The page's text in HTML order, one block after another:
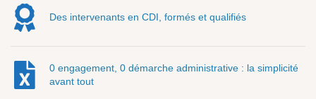
Des intervenants en CDI, formés et qualifiés
0 engagement, 0 démarche administrative : la simplicité
avant tout